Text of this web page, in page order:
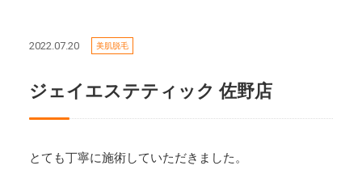
2022.07.20 美肌脱毛
ジェイエステティック 佐野店
とても丁寧に施術していただきました。